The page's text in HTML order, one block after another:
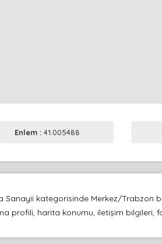
Enlem :41.005488
Sanayii kategorisinde Merkez/
profili, harita konumu, iletişim bilgileri,